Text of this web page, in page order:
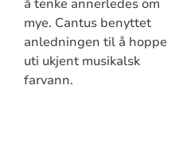
å tenke annerledes om
mye. Cantus benyttet
anledningen til å hoppe
uti ukjent musikalsk
farvann.